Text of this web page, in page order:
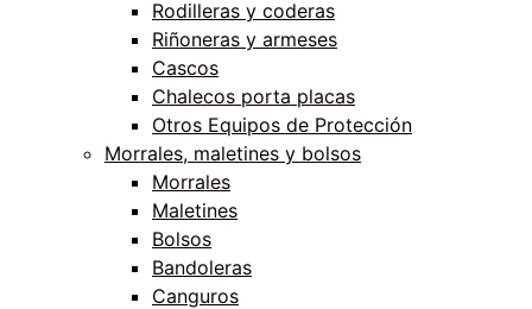
Rodilleras y coderas
Riñoneras y armeses
Cascos
Chalecos porta placas
Otros Equipos de Protección
Morrales, maletines y bolsos
Morrales
Maletines
Bolsos
Bandoleras
Canguros